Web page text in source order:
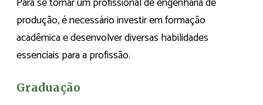
produção, é necessário investir em formação
acadêmica e desenvolver diversas habilidades
essenciais para a profissão.
Graduação